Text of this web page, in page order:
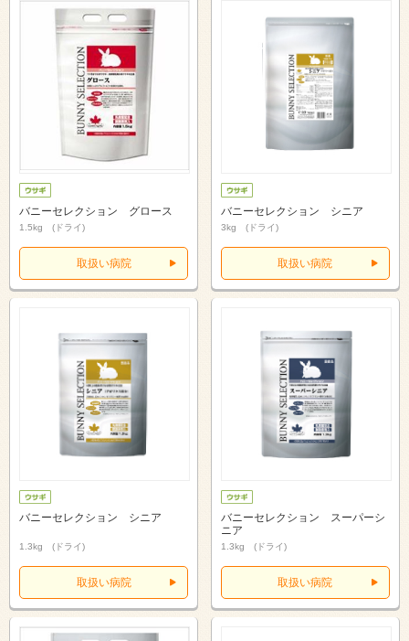
バニーセレクション グロース
1.5kg (ドライ)
取扱い病院
バニーセレクション シニア
3kg (ドライ)
取扱い病院
バニーセレクション シニア
1.3kg (ドライ)
取扱い病院
バニーセレクション スーパーシ
ニア
1.3kg (ドライ)
取扱い病院